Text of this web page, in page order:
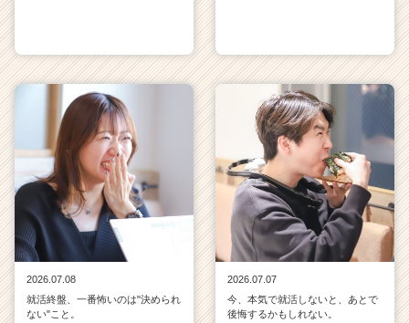
2026.07.08
就活終盤、一番怖いのは"決められ
ない"こと。
2026.07.07
今、本気で就活しないと、あとで
後悔するかもしれない。